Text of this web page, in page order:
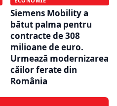
Siemens Mobility a
bătut palma pentru
contracte de 308
milioane de euro.
Urmează modernizarea
căilor ferate din
România